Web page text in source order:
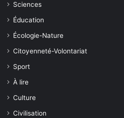
Sciences
Éducation
Écologie-Nature
Citoyenneté-Volontariat
Sport
À lire
Culture
Civilisation